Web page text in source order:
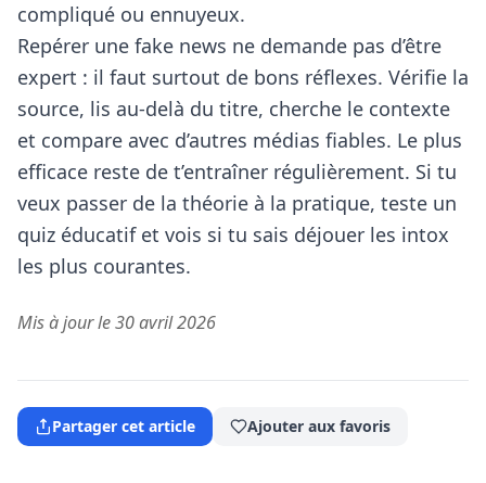
compliqué ou ennuyeux.
Repérer une fake news ne demande pas d’être
expert : il faut surtout de bons réflexes. Vérifie la
source, lis au-delà du titre, cherche le contexte
et compare avec d’autres médias fiables. Le plus
efficace reste de t’entraîner régulièrement. Si tu
veux passer de la théorie à la pratique, teste un
quiz éducatif et vois si tu sais déjouer les intox
les plus courantes.
Mis à jour le 30 avril 2026
Partager cet article Ajouter aux favoris